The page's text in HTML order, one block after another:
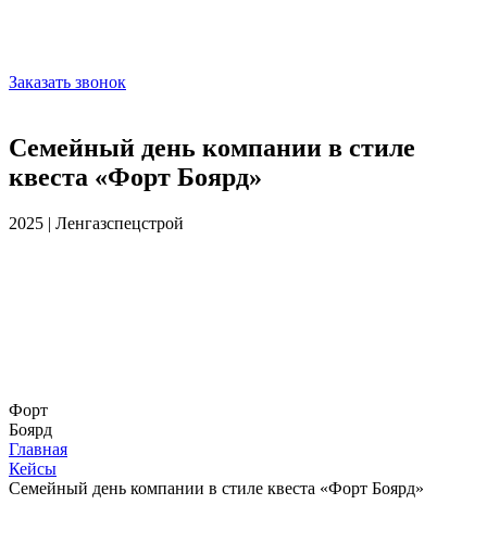
Заказать звонок
Семейный день компании в стиле
квеста «Форт Боярд»
2025 | Ленгазспецстрой
Форт
Боярд
Главная
Кейсы
Семейный день компании в стиле квеста «Форт Боярд»